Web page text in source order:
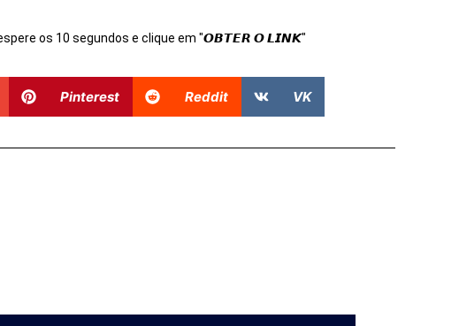
os 10 segundos e clique em "𝙊𝘽𝙏𝙀𝙍 𝙊 𝙇𝙄𝙉𝙆"
Pinterest Reddit VK